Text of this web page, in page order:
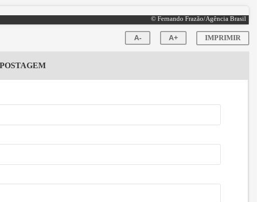
© Fernando Frazão/Agência Brasil
A- A+ IMPRIMIR